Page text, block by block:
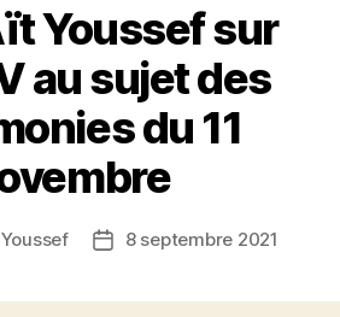
Youssef sur
au sujet des
du 11
Date8 septembre 2021